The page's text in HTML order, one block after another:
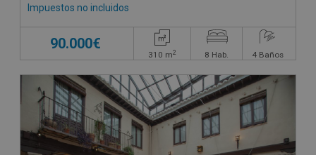
Impuestos no incluidos
90.000€
310 m2 8 Hab. 4 Baños